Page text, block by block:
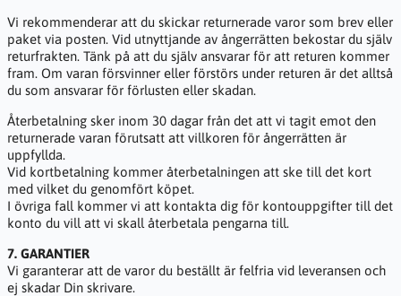
Vi rekommenderar att du skickar returnerade varor som brev eller
paket via posten. Vid utnyttjande av ångerrätten bekostar du själv
returfrakten. Tänk på att du själv ansvarar för att returen kommer
fram. Om varan försvinner eller förstörs under returen är det alltså
du som ansvarar för förlusten eller skadan.
Återbetalning sker inom 30 dagar från det att vi tagit emot den
returnerade varan förutsatt att villkoren för ångerrätten är
uppfyllda.
Vid kortbetalning kommer återbetalningen att ske till det kort
med vilket du genomfört köpet.
I övriga fall kommer vi att kontakta dig för kontouppgifter till det
konto du vill att vi skall återbetala pengarna till.
7. GARANTIER
Vi garanterar att de varor du beställt är felfria vid leveransen och
ej skadar Din skrivare.